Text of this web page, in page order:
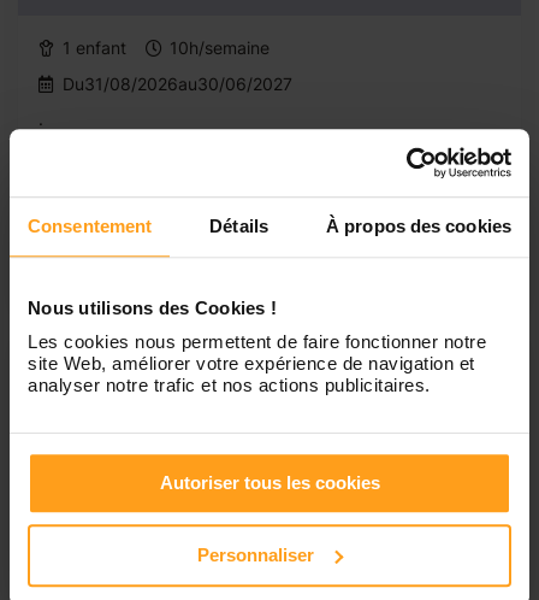
Consentement Détails À propos des cookies
Nous utilisons des Cookies !
Les cookies nous permettent de faire fonctionner notre
site Web, améliorer votre expérience de navigation et
analyser notre trafic et nos actions publicitaires.
Autoriser tous les cookies
Personnaliser
1 enfant
10h/semaine
Du31/08/2026au30/06/2027
.
Garde d'enfants à Paris 17 (H/F)
Urgent
7h/semaine
Du01/09/2026au30/06/2027